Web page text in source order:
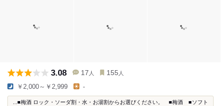
3.08 17 人 155 人
￥2,000～￥2,999 -
...■梅酒 ロック・ソーダ割・水・お湯割からお選びください。 ■梅酒 ■ソフト